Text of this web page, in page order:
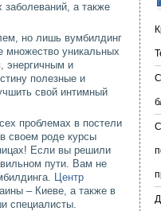
а также
но лишь вумбилдинг
множество уникальных
энергичным и
полезные и
свой интимный
проблемах в постели
своем роде курсы
Если вы решили
пути. Вам не
Центр
– Киеве, а также в
специалисты.